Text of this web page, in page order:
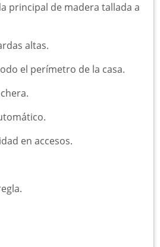
principal de madera tallada a
altas.
el perímetro de la casa.
en accesos.